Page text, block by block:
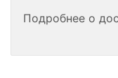
Подробнее о